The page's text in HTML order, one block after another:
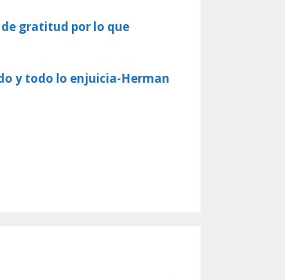
gratitud por lo que
y todo lo enjuicia-Herman